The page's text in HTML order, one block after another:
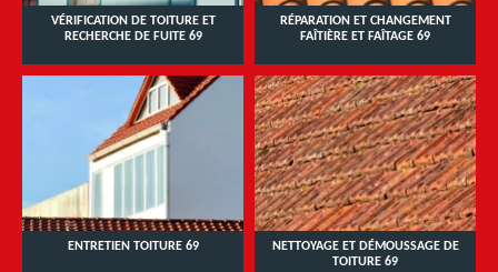
VÉRIFICATION DE TOITURE ET
RECHERCHE DE FUITE 69
RÉPARATION ET CHANGEMENT
FAÎTIÈRE ET FAÎTAGE 69
ENTRETIEN TOITURE 69
NETTOYAGE ET DÉMOUSSAGE DE
TOITURE 69